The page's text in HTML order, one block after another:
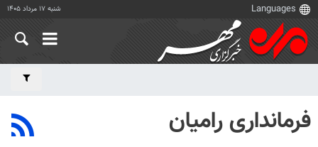
شنبه ۱۷ مرداد ۱۴۰۵
فرمانداری رامیان